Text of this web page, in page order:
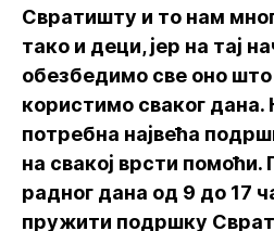
Свратишту и то нам
тако и деци, јер на тај
обезбедимо све оно
користимо сваког дана.
потребна највећа
на свакој врсти помоћи.
радног дана од 9 до 17
пружити подршку